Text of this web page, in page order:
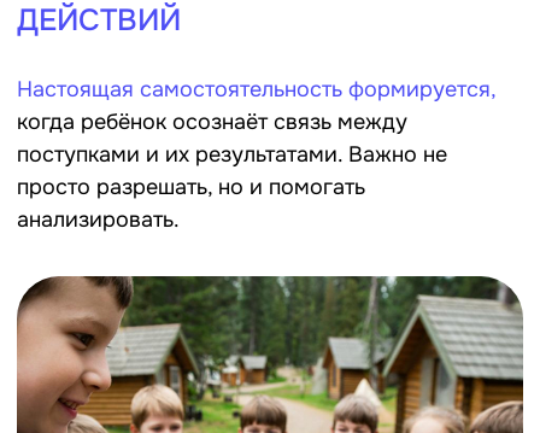
Поручите команде ребят
организовать мероприятие или
подготовить номер. Это научит
распределять обязанности, слушать
друг друга и работать сообща.
раскрываются совершенно по-новому.
Руководство проектом, организация игры или
показать лидерские качества.